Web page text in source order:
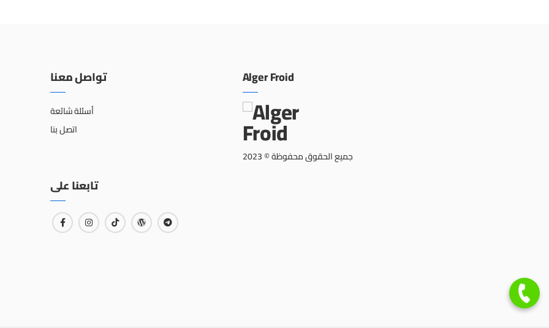
تواصل معنا
أسئلة شائعة
اتصل بنا
تابعنا على
Alger Froid
جميع الحقوق محفوظة © 2023